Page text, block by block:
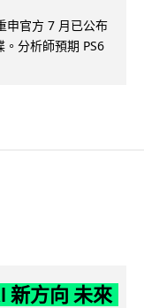
申官方 7 月已公布
分析師預期 PS6
新方向 未來